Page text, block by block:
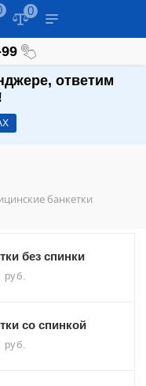
0
ответим
банкетки
без спинки
руб.
со спинкой
руб.